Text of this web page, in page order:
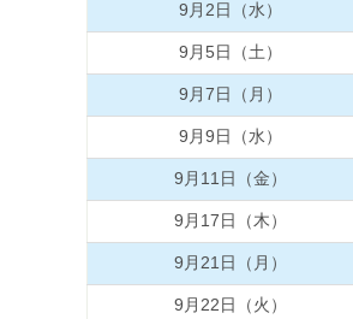
9月2日（水）
9月5日（土）
9月7日（月）
9月9日（水）
9月11日（金）
9月17日（木）
9月21日（月）
9月22日（火）